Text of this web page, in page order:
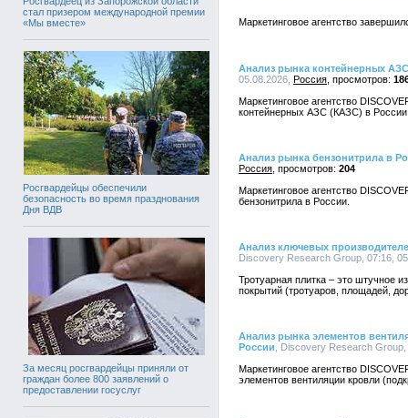
стал призером международной премии
«Мы вместе»
Росгвардейцы обеспечили
безопасность во время празднования
Дня ВДВ
За месяц росгвардейцы приняли от
граждан более 800 заявлений о
предоставлении госуслуг
Маркетинговое агентство
Анализ рынка контейнерных
05.08.2026, Россия
Маркетинговое агентство
контейнерных АЗС (КАЗС) в
Анализ рынка бензонитрила в
Россия
204
Маркетинговое агентство
бензонитрила в России.
Анализ ключевых
Discovery Research Group, 07:16,
Тротуарная плитка – это штучное
покрытий (тротуаров, площадей,
Анализ рынка элементов
России , Discovery Research
Маркетинговое агентство
элементов вентиляции кровли